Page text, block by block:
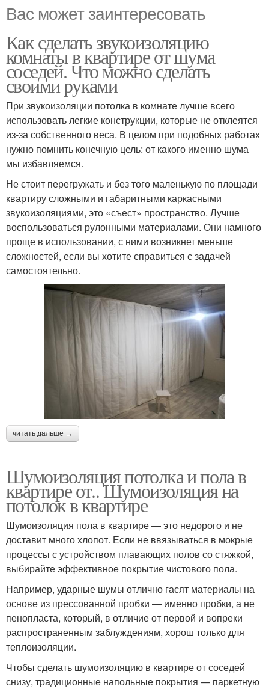
Вас может заинтересовать
Как сделать звукоизоляцию
комнаты в квартире от шума
соседей. Что можно сделать
своими руками
При звукоизоляции потолка в комнате лучше всего
использовать легкие конструкции, которые не отклеятся
из-за собственного веса. В целом при подобных работах
нужно помнить конечную цель: от какого именно шума
мы избавляемся.
Не стоит перегружать и без того маленькую по площади
квартиру сложными и габаритными каркасными
звукоизоляциями, это «съест» пространство. Лучше
воспользоваться рулонными материалами. Они намного
проще в использовании, с ними возникнет меньше
сложностей, если вы хотите справиться с задачей
самостоятельно.
читать дальше →
Шумоизоляция потолка и пола в
квартире от.. Шумоизоляция на
потолок в квартире
Шумоизоляция пола в квартире — это недорого и не
доставит много хлопот. Если не ввязываться в мокрые
процессы с устройством плавающих полов со стяжкой,
выбирайте эффективное покрытие чистового пола.
Например, ударные шумы отлично гасят материалы на
основе из прессованной пробки — именно пробки, а не
пенопласта, который, в отличие от первой и вопреки
распространенным заблуждениям, хорош только для
теплоизоляции.
Чтобы сделать шумоизоляцию в квартире от соседей
снизу, традиционные напольные покрытия — паркетную